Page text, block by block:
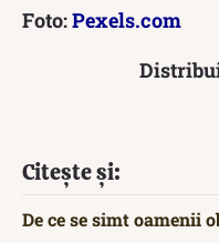
Foto:Pexels.com
Citește și:
De ce se simt oamenii